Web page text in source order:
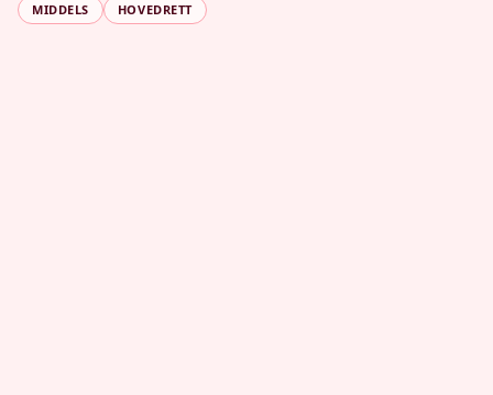
MIDDELS HOVEDRETT